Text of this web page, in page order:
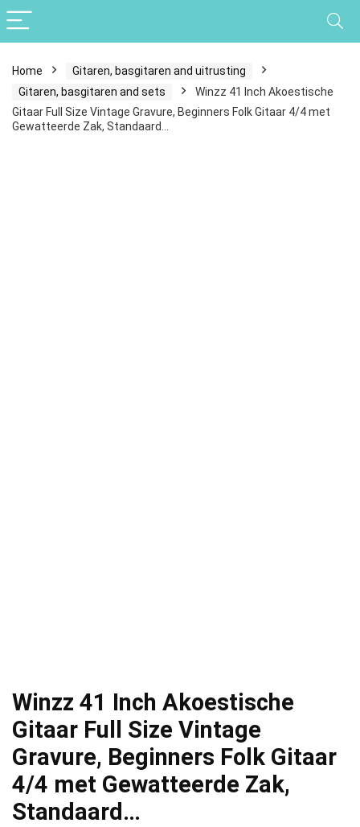
Home
Gitaren, basgitaren and uitrusting
Gitaren, basgitaren and sets
Winzz 41 Inch Akoestische
Gitaar Full Size Vintage Gravure, Beginners Folk Gitaar 4/4 met
Gewatteerde Zak, Standaard…
Winzz 41 Inch Akoestische
Gitaar Full Size Vintage
Gravure, Beginners Folk Gitaar
4/4 met Gewatteerde Zak,
Standaard…